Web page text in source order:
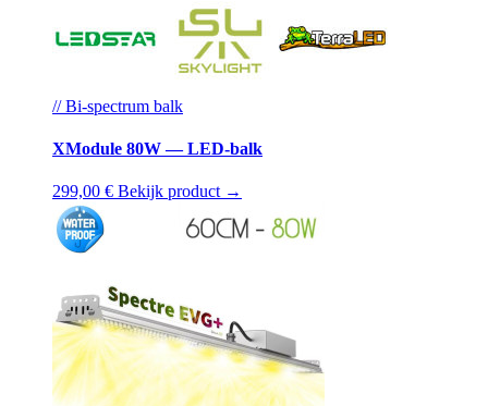
// Bi-spectrum balk
XModule 80W — LED-balk
299,00 € Bekijk product →